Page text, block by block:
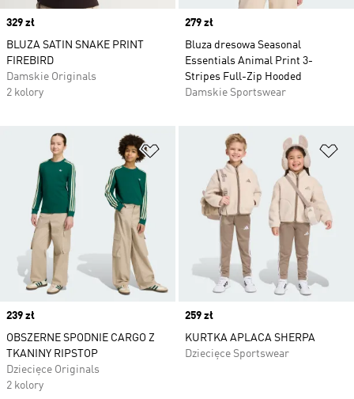
Price
329 zł
BLUZA SATIN SNAKE PRINT
FIREBIRD
Damskie Originals
2 kolory
Price
279 zł
Bluza dresowa Seasonal
Essentials Animal Print 3-
Stripes Full-Zip Hooded
Damskie Sportswear
Dodaj do listy życzeń
Price
239 zł
OBSZERNE SPODNIE CARGO Z
TKANINY RIPSTOP
Dziecięce Originals
2 kolory
Price
259 zł
KURTKA APLACA SHERPA
Dziecięce Sportswear